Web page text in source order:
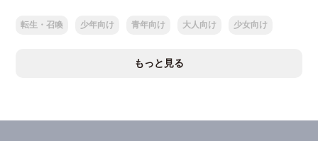
転生・召喚 少年向け 青年向け 大人向け 少女向け
もっと見る